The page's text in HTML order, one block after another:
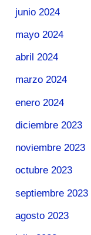
junio 2024
mayo 2024
abril 2024
marzo 2024
enero 2024
diciembre 2023
noviembre 2023
octubre 2023
septiembre 2023
agosto 2023